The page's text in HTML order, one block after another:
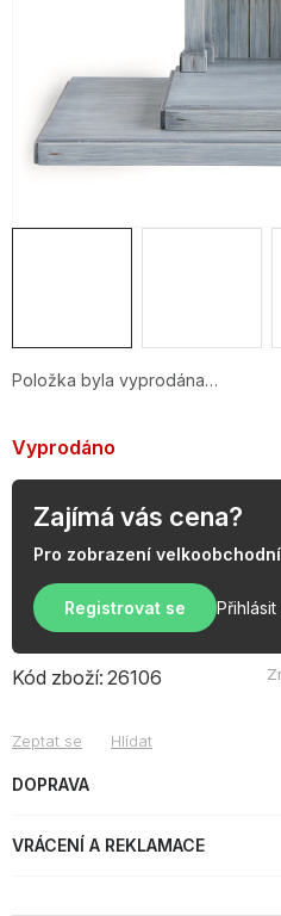
PODLE TYPU PROVOZU
Položka byla vyprodána…
Vyprodáno
Zajímá vás cena?
Pro zobrazení
Registrovat se Přihlásit
Kód zboží: 26106
Zeptat se Hlídat
DOPRAVA
VRÁCENÍ A REKLAMACE